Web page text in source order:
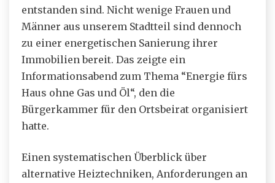
entstanden sind. Nicht wenige Frauen und
Männer aus unserem Stadtteil sind dennoch
zu einer energetischen Sanierung ihrer
Immobilien bereit. Das zeigte ein
Informationsabend zum Thema “Energie fürs
Haus ohne Gas und Öl“, den die
Bürgerkammer für den Ortsbeirat organisiert
hatte.
Einen systematischen Überblick über
alternative Heiztechniken, Anforderungen an